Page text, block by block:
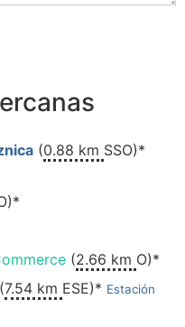
(0.88 km SSO)*
(2.66 km O)*
(7.54 km ESE)* Estación